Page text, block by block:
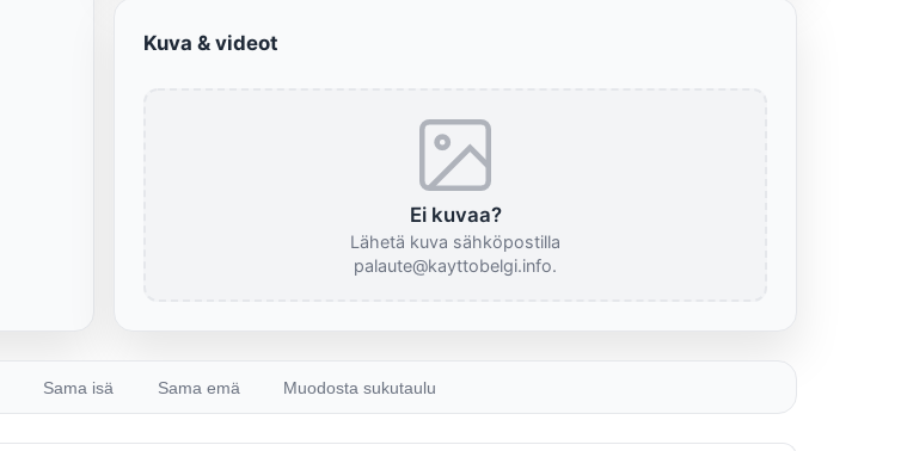
Kuva & videot
Ei kuvaa?
Lähetä kuva sähköpostilla
palaute@kayttobelgi.info.
Sama isä Sama emä Muodosta sukutaulu